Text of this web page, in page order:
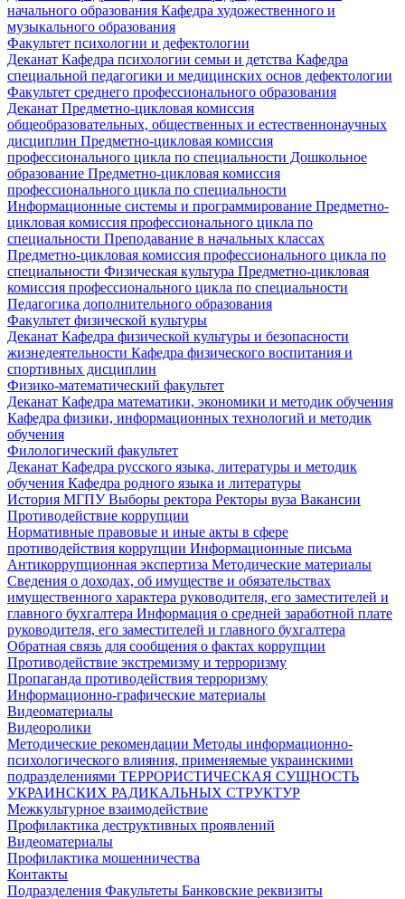
начального образования Кафедра художественного и
музыкального образования
Факультет психологии и дефектологии
Деканат Кафедра психологии семьи и детства Кафедра
специальной педагогики и медицинских основ дефектологии
Факультет среднего профессионального образования
Деканат Предметно-цикловая комиссия
общеобразовательных, общественных и естественнонаучных
дисциплин Предметно-цикловая комиссия
профессионального цикла по специальности Дошкольное
образование Предметно-цикловая комиссия
профессионального цикла по специальности
Информационные системы и программирование Предметно-
цикловая комиссия профессионального цикла по
специальности Преподавание в начальных классах
Предметно-цикловая комиссия профессионального цикла по
специальности Физическая культура Предметно-цикловая
комиссия профессионального цикла по специальности
Педагогика дополнительного образования
Факультет физической культуры
Деканат Кафедра физической культуры и безопасности
жизнедеятельности Кафедра физического воспитания и
спортивных дисциплин
Физико-математический факультет
Деканат Кафедра математики, экономики и методик обучения
Кафедра физики, информационных технологий и методик
обучения
Филологический факультет
Деканат Кафедра русского языка, литературы и методик
обучения Кафедра родного языка и литературы
История МГПУВыборы ректора Ректоры вуза Вакансии
Противодействие коррупции
Нормативные правовые и иные акты в сфере
противодействия коррупции Информационные письма
Антикоррупционная экспертиза Методические материалы
Сведения о доходах, об имуществе и обязательствах
имущественного характера руководителя, его заместителей и
главного бухгалтера Информация о средней заработной плате
руководителя, его заместителей и главного бухгалтера
Обратная связь для сообщения о фактах коррупции
Противодействие экстремизму и терроризму
Пропаганда противодействия терроризму
Информационно-графические материалы
Видеоматериалы
Видеоролики
Методические рекомендации Методы информационно-
психологического влияния, применяемые украинскими
подразделениями ТЕРРОРИСТИЧЕСКАЯ СУЩНОСТЬ
УКРАИНСКИХ РАДИКАЛЬНЫХ СТРУКТУР
Межкультурное взаимодействие
Профилактика деструктивных проявлений
Видеоматериалы
Профилактика мошенничества
Контакты
Подразделения Факультеты Банковские реквизиты